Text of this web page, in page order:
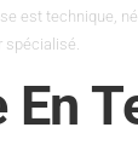
est technique,
spécialisé.
En